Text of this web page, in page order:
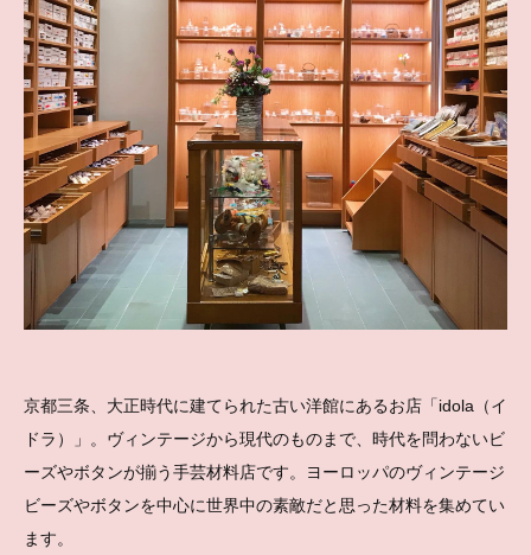
京都三条、大正時代に建てられた古い洋館にあるお店「idola（イ
ドラ）」。ヴィンテージから現代のものまで、時代を問わないビ
ーズやボタンが揃う手芸材料店です。ヨーロッパのヴィンテージ
ビーズやボタンを中心に世界中の素敵だと思った材料を集めてい
ます。